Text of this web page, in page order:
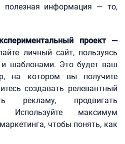
полезная информация — то,
проект —
личный сайт, пользуясь
и шаблонами. Это будет ваш
на котором вы получите
создавать релевантный
рекламу, продвигать
Используйте максимум
чтобы понять, как